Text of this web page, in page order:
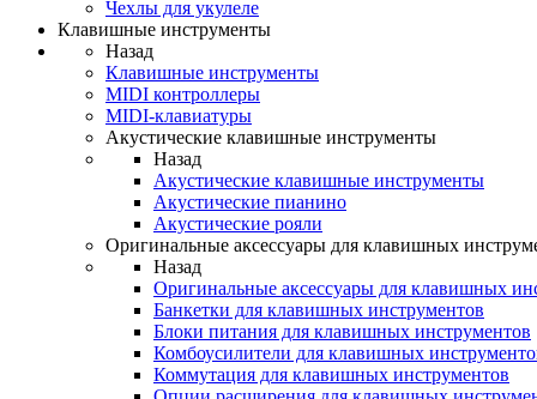
Чехлы для укулеле
Клавишные инструменты
Назад
Клавишные инструменты
MIDI контроллеры
MIDI-клавиатуры
Акустические клавишные инструменты
Назад
Акустические клавишные инструменты
Акустические пианино
Акустические рояли
Оригинальные аксессуары для клавишных
Назад
Оригинальные аксессуары для клавишных
Банкетки для клавишных инструментов
Блоки питания для клавишных инструментов
Комбоусилители для клавишных
Коммутация для клавишных инструментов